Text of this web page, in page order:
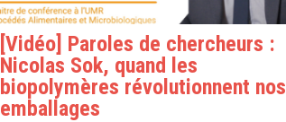
[Vidéo] Paroles de chercheurs :
Nicolas Sok, quand les
biopolymères révolutionnent nos
emballages